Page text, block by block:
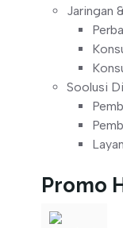
Jaringan
Soolusi
Promo